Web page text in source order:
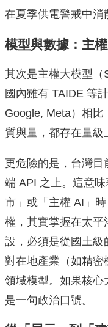
在夏季供電警戒中消
模型與數據：主
其次是主權大模型（
國內雖有 TAIDE 等
Google, Meta）相
質與量，都存在量級
更危險的是，台灣
端 API 之上。這意
市」或「主權 AI」
權，其實掌握在太平
設，必須是從國土
對在地產業（如精密
領域模型。如果核心
是一句政治口號。